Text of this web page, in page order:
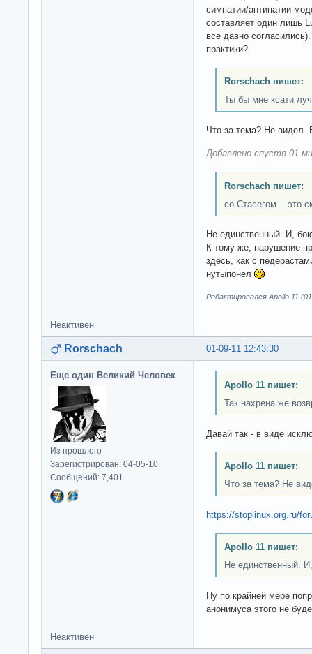
симпатии/антипатии
составляет один лишь
все давно
практики?
Rorschach пишет:
Ты бы мне ксати
Что за тема? Не видел.
Добавлено спустя 01
Rorschach пишет:
со Стасегом - это
Не единственный. И,
К тому же, нарушение
здесь, как с
нутыпонел
Редактировался Apollo 11
Неактивен
01-09-11 12:43:30
Rorschach
Еще один Великий Человек
Из прошлого
Зарегистрирован: 04-05-10
Сообщений: 7,401
Apollo 11 пишет:
Так нахрена же
Давай так - в виде
Apollo 11 пишет:
Что за тема? Не
https://stoplinux.org.ru/
Apollo 11 пишет:
Не единственный.
Ну по крайней мере
анонимуса этого не
Неактивен